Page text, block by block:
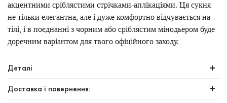
акцентними сріблястими стрічками-аплікаціями. Ця сукня
не тільки елегантна, але і дуже комфортно відчувається на
тілі, і в поєднанні з чорним або сріблястим мінодьером буде
доречним варіантом для твого офіційного заходу.
Деталі
Доставка і повернення: